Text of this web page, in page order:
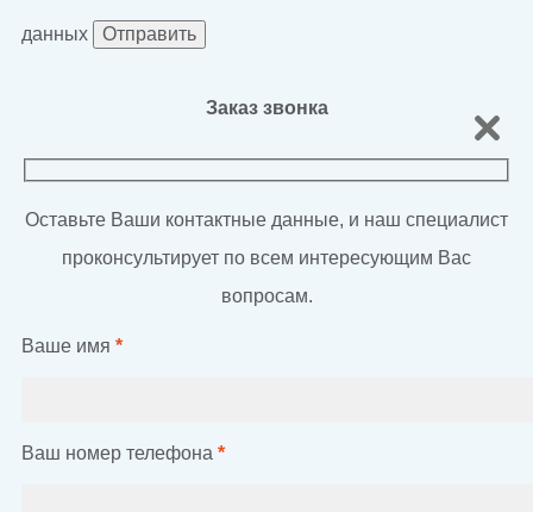
данных
Заказ звонка
Оставьте Ваши контактные данные, и наш специалист
проконсультирует по всем интересующим Вас
вопросам.
Ваше имя *
Ваш номер телефона *